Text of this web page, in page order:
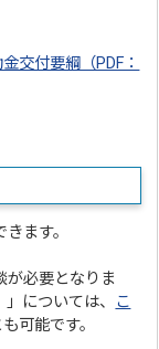
交付要綱（PDF：
ます。
が必要となりま
については、 こ
可能です。